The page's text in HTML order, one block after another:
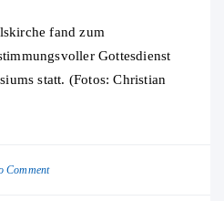
fand zum
Gottesdienst
statt. (Fotos: Christian
Comment